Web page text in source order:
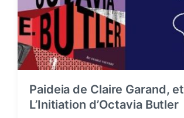
Paideia de Claire Garand, et
L’Initiation d’Octavia Butler